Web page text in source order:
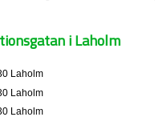
i Laholm
Laholm
Laholm
Laholm